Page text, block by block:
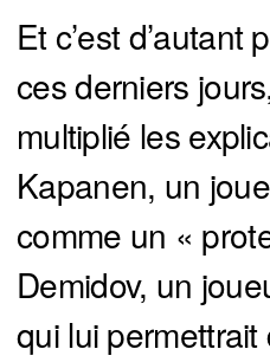
Et c’est d’autant
ces derniers
multiplié les
Kapanen, un
comme un «
Demidov, un
qui lui